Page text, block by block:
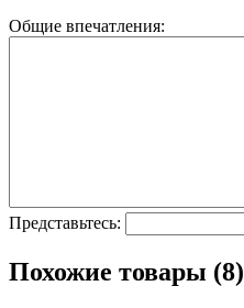
Общие впечатления:
Представьтесь:
Похожие товары (8)